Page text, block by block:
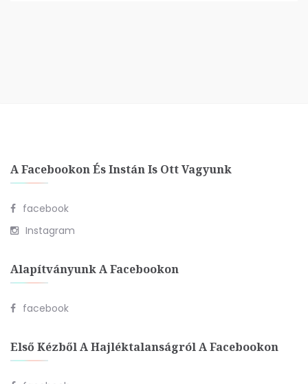
A Facebookon És Instán Is Ott Vagyunk
facebook
Instagram
Alapítványunk A Facebookon
facebook
Első Kézből A Hajléktalanságról A Facebookon